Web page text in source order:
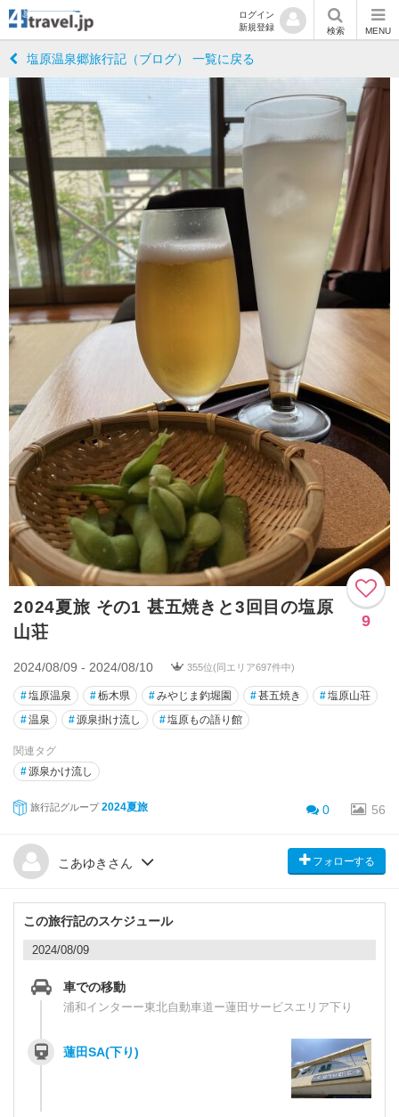
ログイン
新規登録
検索 MENU
塩原温泉郷旅行記（ブログ） 一覧に戻る
2024夏旅 その1 甚五焼きと3回目の塩原
山荘
9
2024/08/09 - 2024/08/10 355位(同エリア697件中)
#塩原温泉 #栃木県 #みやじま釣堀園 #甚五焼き #塩原山荘
#温泉 #源泉掛け流し #塩原もの語り館
関連タグ
#源泉かけ流し
旅行記グループ 2024夏旅 0 56
こあゆきさん フォローする
この旅行記のスケジュール
2024/08/09
車での移動
浦和インターー東北自動車道ー蓮田サービスエリア下り
蓮田SA(下り)